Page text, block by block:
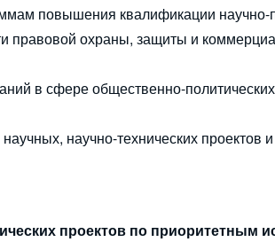
повышения квалификации научно-
правовой охраны, защиты и
в сфере общественно-
научно-технических проектов
проектов по приоритетным